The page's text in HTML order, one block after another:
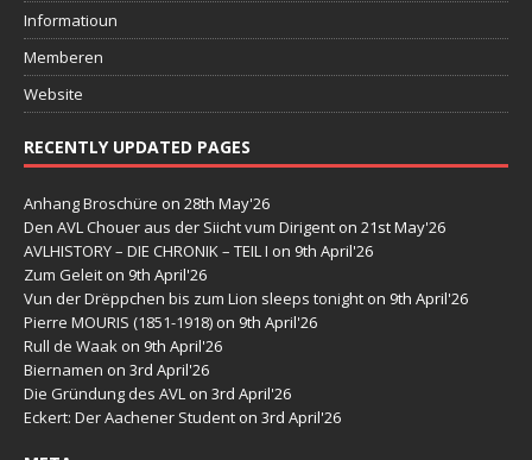
Informatioun
Memberen
Website
RECENTLY UPDATED PAGES
Anhang Broschüre on 28th May'26
Den AVL Chouer aus der Siicht vum Dirigent on 21st May'26
AVLHISTORY – DIE CHRONIK – TEIL I on 9th April'26
Zum Geleit on 9th April'26
Vun der Drëppchen bis zum Lion sleeps tonight on 9th April'26
Pierre MOURIS (1851-1918) on 9th April'26
Rull de Waak on 9th April'26
Biernamen on 3rd April'26
Die Gründung des AVL on 3rd April'26
Eckert: Der Aachener Student on 3rd April'26